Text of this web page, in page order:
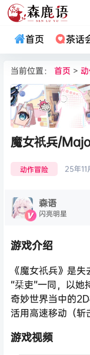
首页 茶话
当前位置： 首页 >
魔女祇兵/
动作冒险 25年11
森语
闪亮明星
游戏介绍
《魔女祇兵》是
“栞吏”一同，以她
奇妙世界当中的
活用高速移动（斩
游戏视频